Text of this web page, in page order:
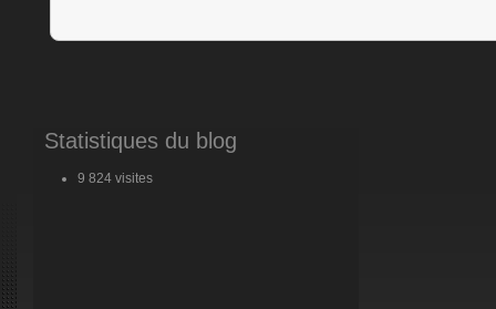
Statistiques du blog
9 824 visites